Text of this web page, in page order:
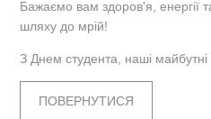
Бажаємо вам здоров'я, енергії
шляху до мрій!
З Днем студента, наші майбутні
ПОВЕРНУТИСЯ